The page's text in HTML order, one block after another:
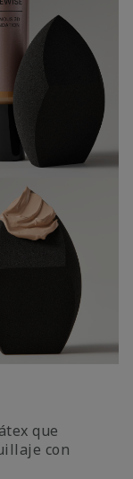
que
con